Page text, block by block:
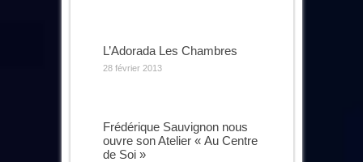
L’Adorada Les Chambres
28 février 2013
Frédérique Sauvignon nous
ouvre son Atelier « Au Centre
de Soi »